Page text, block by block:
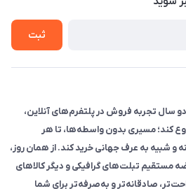
ثبت
در مهر ۱۴۰۰، بعد از دو سال تجربه فروش در پلتفرم‌های آنلاین،
کند؛ مسیری بدون واسطه‌ها، تا هر
و شبیه به عرف جهانی خرید کند. از همان روز،
مستقیم تبلت‌های گرافیکی و دیگر کالاهای
صادقانه‌تر و به‌صرفه‌تر برای شما